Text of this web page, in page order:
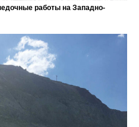
работы на Западно-